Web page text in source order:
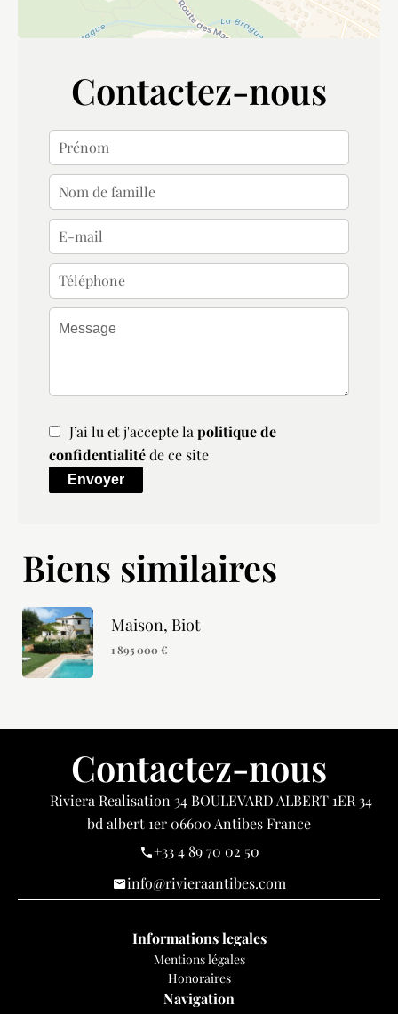
Contactez-nous
J’ai lu et j'accepte la politique de
confidentialitéde ce site
Envoyer
Biens similaires
Maison, Biot
1 895 000 €
Contactez-nous
Riviera Realisation 34 BOULEVARD ALBERT 1ER 34
bd albert 1er06600 Antibes France
+33 4 89 70 02 50
info@rivieraantibes.com
Informations legales
Mentions légales
Honoraires
Navigation